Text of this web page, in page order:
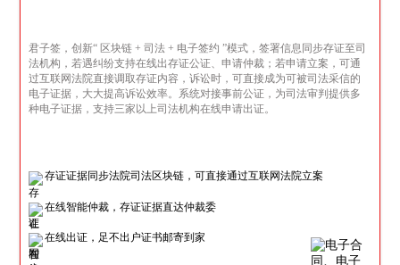
君子签，创新“ 区块链 + 司法 + 电子签约 ”模式，签署信息同步存证至司
法机构，若遇纠纷支持在线出存证公证、申请仲裁；若申请立案，可通
过互联网法院直接调取存证内容，诉讼时，可直接成为可被司法采信的
电子证据，大大提高诉讼效率。系统对接事前公证，为司法审判提供多
种电子证据，支持三家以上司法机构在线申请出证。
存证证据同步法院司法区块链，可直接通过互联网法院立案
在线智能仲裁，存证证据直达仲裁委
在线出证，足不出户证书邮寄到家